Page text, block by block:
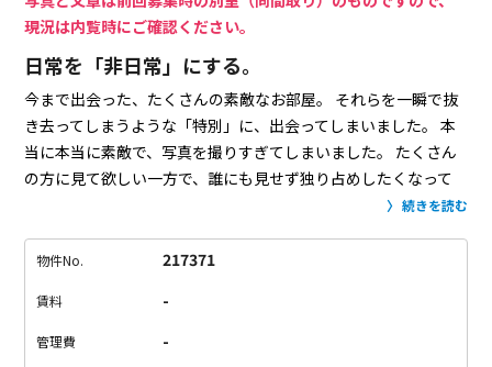
現況は内覧時にご確認ください。
日常を「非日常」にする。
今まで出会った、たくさんの素敵なお部屋。
それらを一瞬で抜
き去ってしまうような「特別」に、出会ってしまいました。
本
当に本当に素敵で、写真を撮りすぎてしまいました。
たくさん
の方に見て欲しい一方で、誰にも見せず独り占めしたくなって
心から、うっとりとする時間でした。
ト。アンティーク品や古材を用い、ディテールに至るまで、妥
になってしまう。
そんなアパートメントの中で、こちら“街角の
隠れ家” と呼びたくなるようなお部屋。
続きを読む
物件No. 217371
賃料 -
管理費 -